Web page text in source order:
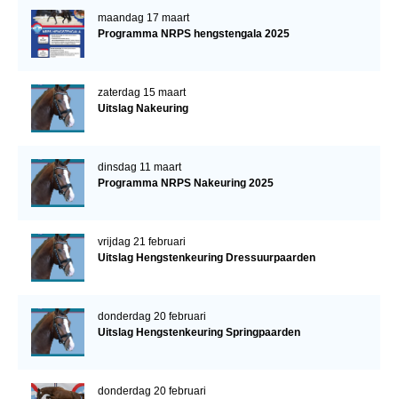
maandag 17 maart
Programma NRPS hengstengala 2025
zaterdag 15 maart
Uitslag Nakeuring
dinsdag 11 maart
Programma NRPS Nakeuring 2025
vrijdag 21 februari
Uitslag Hengstenkeuring Dressuurpaarden
donderdag 20 februari
Uitslag Hengstenkeuring Springpaarden
donderdag 20 februari